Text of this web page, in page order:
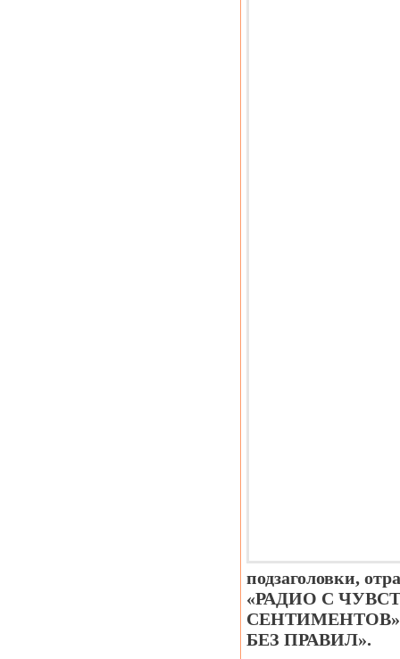
подзаголовки,
«РАДИО С
БЕЗ ПРАВИЛ».